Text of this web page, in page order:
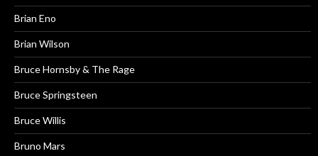
Brian Eno
Brian Wilson
Bruce Hornsby & The Rage
Bruce Springsteen
Bruce Willis
Bruno Mars